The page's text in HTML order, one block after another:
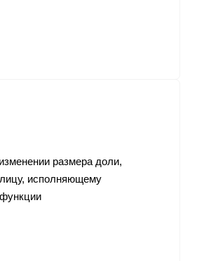
размера доли,
исполняющему